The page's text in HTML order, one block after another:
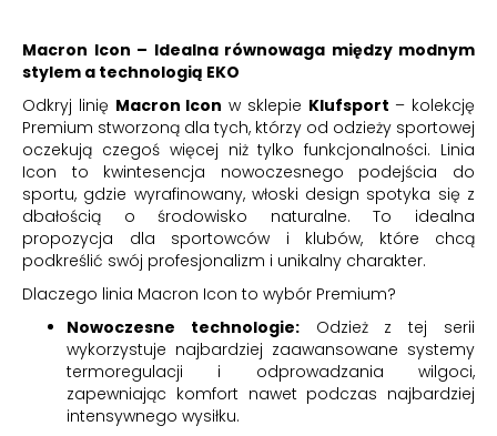
Macron Icon – Idealna równowaga między modnym
stylem a technologią EKO
Odkryj linię Macron Icon w sklepie Klufsport – kolekcję
Premium stworzoną dla tych, którzy od odzieży sportowej
oczekują czegoś więcej niż tylko funkcjonalności. Linia
Icon to kwintesencja nowoczesnego podejścia do
sportu, gdzie wyrafinowany, włoski design spotyka się z
dbałością o środowisko naturalne. To idealna
propozycja dla sportowców i klubów, które chcą
podkreślić swój profesjonalizm i unikalny charakter.
Dlaczego linia Macron Icon to wybór Premium?
Nowoczesne technologie:Odzież z tej serii
wykorzystuje najbardziej zaawansowane systemy
termoregulacji i odprowadzania wilgoci,
zapewniając komfort nawet podczas najbardziej
intensywnego wysiłku.